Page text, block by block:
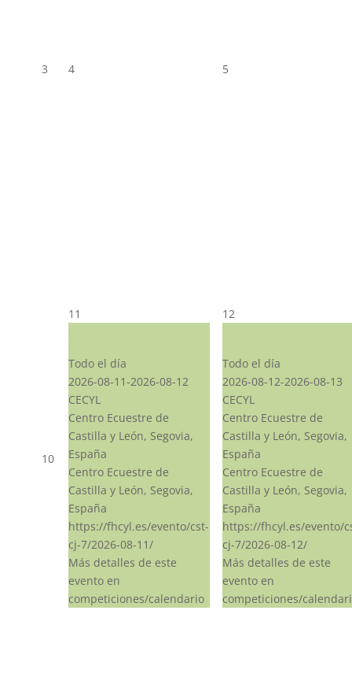
3 4 5
10
11
Todo el día
2026-08-11-2026-08-12
CECYL
Centro Ecuestre de
Castilla y León, Segovia,
España
Centro Ecuestre de
Castilla y León, Segovia,
España
https://fhcyl.es/evento/cst-
cj-7/2026-08-11/
Más detalles de este
evento en
competiciones/calendario
12
Todo el día
2026-08-12-2026-08-13
CECYL
Centro Ecuestre de
Castilla y León, Segovia,
España
Centro Ecuestre de
Castilla y León, Segovia,
España
https://fhcyl.es/evento/
cj-7/2026-08-12/
Más detalles de este
evento en
competiciones/